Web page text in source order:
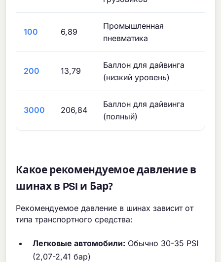
100 6,89
Промышленная
пневматика
200 13,79
Баллон для дайвинга
(низкий уровень)
3000 206,84
Баллон для дайвинга
(полный)
Какое рекомендуемое давление в
шинах в PSI и Бар?
Рекомендуемое давление в шинах зависит от
типа транспортного средства:
Легковые автомобили: Обычно 30-35 PSI
(2,07-2,41 бар)